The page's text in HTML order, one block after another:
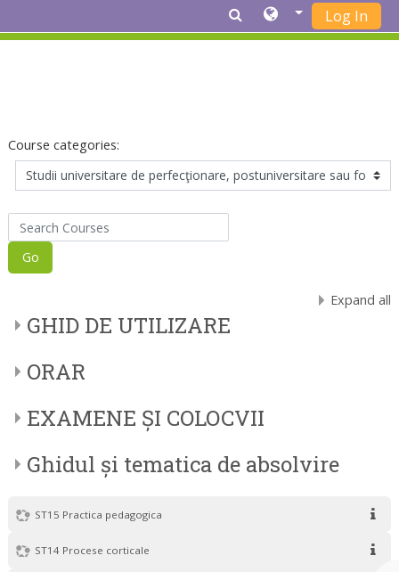
Log In
Course categories:
Search Courses
Go
Expand all
GHID DE UTILIZARE
ORAR
EXAMENE ȘI COLOCVII
Ghidul și tematica de absolvire
ST15 Practica pedagogica
ST14 Procese corticale